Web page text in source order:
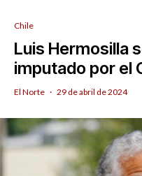
Chile
Luis Hermosilla
imputado por el
El Norte · 29 de abril de 2024